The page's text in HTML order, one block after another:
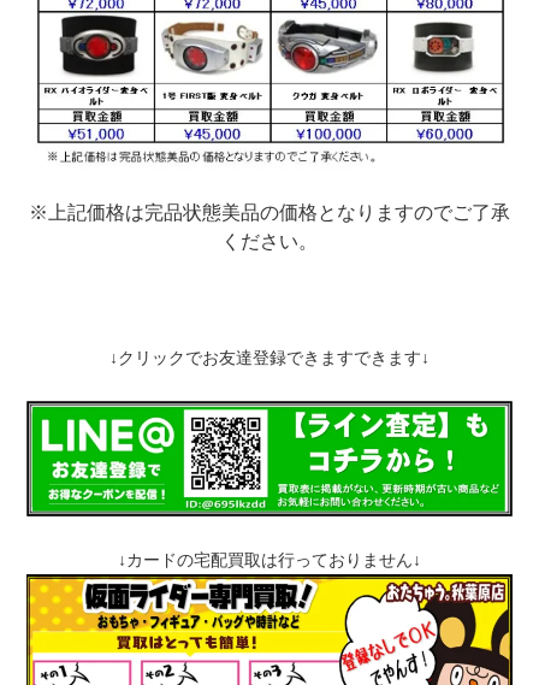
※上記価格は完品状態美品の価格となりますのでご了承
ください。
↓クリックでお友達登録できますできます↓
↓カードの宅配買取は行っておりま せん ↓